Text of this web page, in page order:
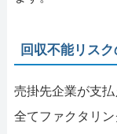
回収不能リス
売掛先企業が支
全てファクタリン